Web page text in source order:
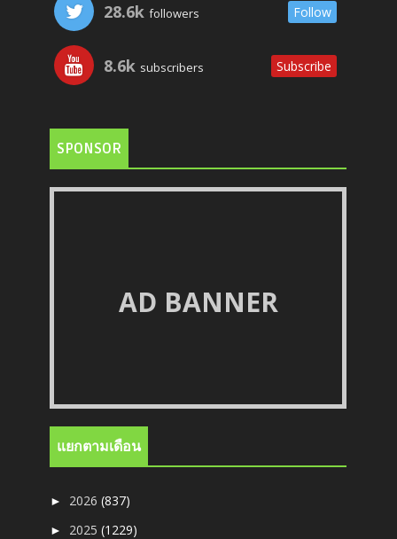
28.6k followers Follow
8.6k subscribers Subscribe
SPONSOR
AD BANNER
แยกตามเดือน
► 2026(837)
► 2025(1229)